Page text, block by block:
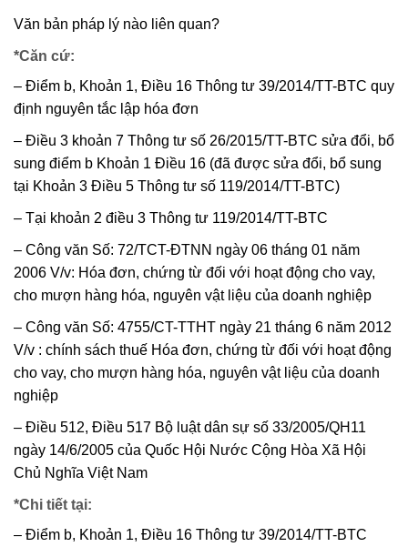
Văn bản pháp lý nào liên quan?
*Căn cứ:
– Điểm b, Khoản 1, Điều 16 Thông tư 39/2014/TT-BTC quy
định nguyên tắc lập hóa đơn
– Điều 3 khoản 7 Thông tư số 26/2015/TT-BTC sửa đổi, bổ
sung điểm b Khoản 1 Điều 16 (đã được sửa đổi, bổ sung
tại Khoản 3 Điều 5 Thông tư số 119/2014/TT-BTC)
– Tại khoản 2 điều 3 Thông tư 119/2014/TT-BTC
– Công văn Số: 72/TCT-ĐTNN ngày 06 tháng 01 năm
2006 V/v: Hóa đơn, chứng từ đối với hoạt động cho vay,
cho mượn hàng hóa, nguyên vật liệu của doanh nghiệp
– Công văn Số: 4755/CT-TTHT ngày 21 tháng 6 năm 2012
V/v : chính sách thuế Hóa đơn, chứng từ đối với hoạt động
cho vay, cho mượn hàng hóa, nguyên vật liệu của doanh
nghiệp
– Điều 512, Điều 517 Bộ luật dân sự số 33/2005/QH11
ngày 14/6/2005 của Quốc Hội Nước Cộng Hòa Xã Hội
Chủ Nghĩa Việt Nam
*Chi tiết tại:
– Điểm b, Khoản 1, Điều 16 Thông tư 39/2014/TT-BTC